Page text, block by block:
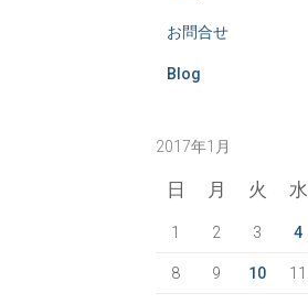
お問合せ
Blog
2017年1月
日 月 火 水
1 2 3 4
8 9 10 11